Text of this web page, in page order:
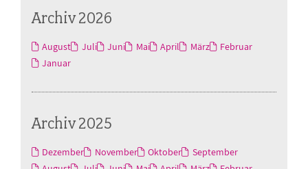
Archiv 2026
August Juli Juni Mai April März
Februar
Januar
Archiv 2025
Dezember November Oktober
September